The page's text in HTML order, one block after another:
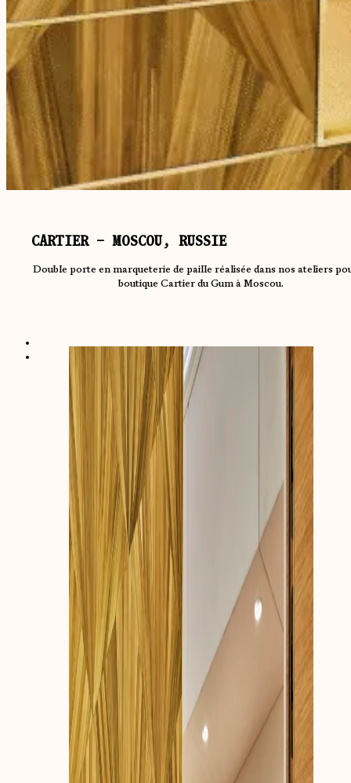
CARTIER – MOSCOU, RUSSIE
Double porte en marqueterie de paille réalisée dans nos ateliers
boutique Cartier du Gum à Moscou.